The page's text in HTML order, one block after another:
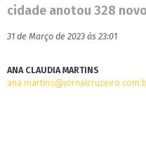
cidade anotou 328
31 de Março de 2023 às 23:01
ANA CLAUDIA MARTINS